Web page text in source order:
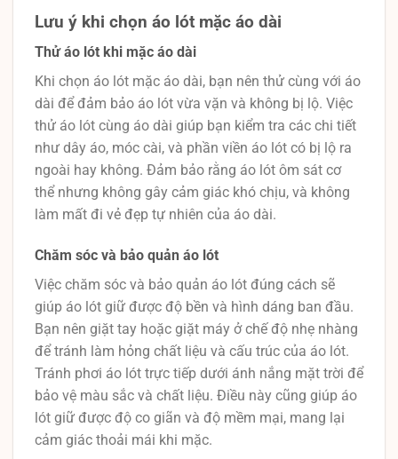
Lưu ý khi chọn áo lót mặc áo dài
Thử áo lót khi mặc áo dài
Khi chọn áo lót mặc áo dài, bạn nên thử cùng với áo
dài để đảm bảo áo lót vừa vặn và không bị lộ. Việc
thử áo lót cùng áo dài giúp bạn kiểm tra các chi tiết
như dây áo, móc cài, và phần viền áo lót có bị lộ ra
ngoài hay không. Đảm bảo rằng áo lót ôm sát cơ
thể nhưng không gây cảm giác khó chịu, và không
làm mất đi vẻ đẹp tự nhiên của áo dài.
Chăm sóc và bảo quản áo lót
Việc chăm sóc và bảo quản áo lót đúng cách sẽ
giúp áo lót giữ được độ bền và hình dáng ban đầu.
Bạn nên giặt tay hoặc giặt máy ở chế độ nhẹ nhàng
để tránh làm hỏng chất liệu và cấu trúc của áo lót.
Tránh phơi áo lót trực tiếp dưới ánh nắng mặt trời để
bảo vệ màu sắc và chất liệu. Điều này cũng giúp áo
lót giữ được độ co giãn và độ mềm mại, mang lại
cảm giác thoải mái khi mặc.